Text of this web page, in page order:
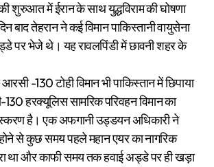
शुरुआत में ईरान के साथ युद्धविराम की घोषणा
बाद तेहरान ने कई विमान पाकिस्तानी वायुसेना
पर भेजे थे। यह रावलपिंडी में छावनी शहर के
-130 टोही विमान भी पाकिस्तान में छिपाया
हरक्यूलिस सामरिक परिवहन विमान का
है। एक अफगानी उड्डयन अधिकारी ने
से कुछ समय पहले महान एयर का नागरिक
था और काफी समय तक हवाई अड्डे पर ही खड़ा